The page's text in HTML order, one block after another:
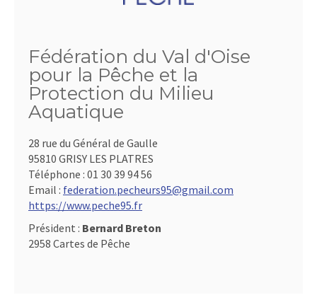
Fédération du Val d'Oise
pour la Pêche et la
Protection du Milieu
Aquatique
28 rue du Général de Gaulle
95810 GRISY LES PLATRES
Téléphone : 01 30 39 94 56
Email : federation.pecheurs95@gmail.com
https://www.peche95.fr
Président : Bernard Breton
2958 Cartes de Pêche